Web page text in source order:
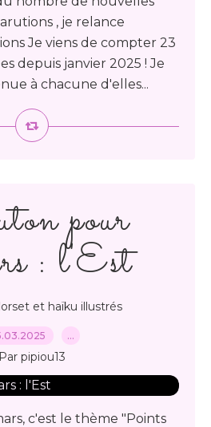
, je relance
Je viens de compter 23
depuis janvier 2025 ! Je
à chacune d'elles...
pour
: l'Est
et haïku illustrés
…
Par pipiou13
c'est le thème "Points